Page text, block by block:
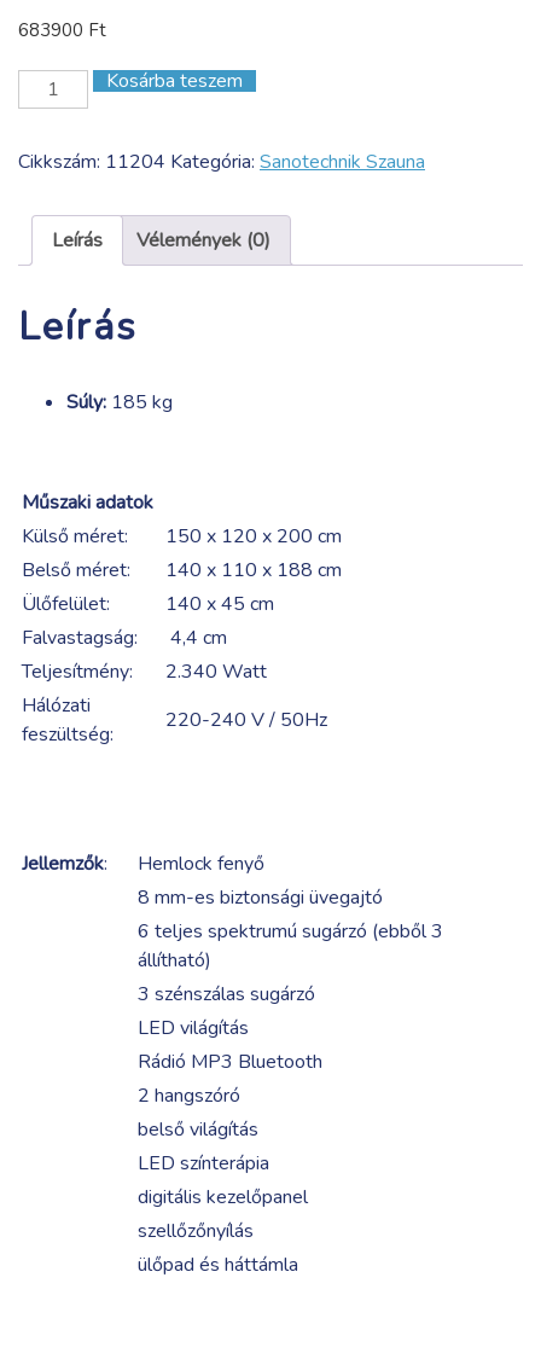
683900 Ft
OPEN
infrakabin,
mennyiség
Kosárba teszem
Cikkszám: 11204 Kategória: Sanotechnik Szauna
Leírás Vélemények (0)
Leírás
Súly: 185 kg
Műszaki adatok
Külső méret:
150 x 120 x 200 cm
Belső méret:
140 x 110 x 188 cm
Ülőfelület:
140 x 45 cm
Falvastagság:
4,4 cm
Teljesítmény:
2.340 Watt
Hálózati
feszültség:
220-240 V / 50Hz
Jellemzők:
Hemlock fenyő
8 mm-es biztonsági üvegajtó
6 teljes spektrumú sugárzó (ebből 3
állítható)
3 szénszálas sugárzó
LED világítás
Rádió MP3 Bluetooth
2 hangszóró
belső világítás
LED színterápia
digitális kezelőpanel
szellőzőnyílás
ülőpad és háttámla